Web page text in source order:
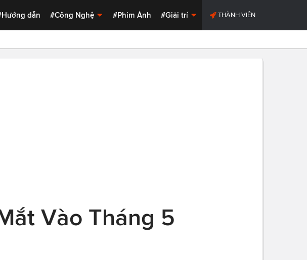
dẫn #Công Nghệ #Phim Ảnh #Giải trí THÀNH VIÊN
Vào Tháng 5